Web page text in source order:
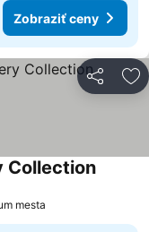
Zobraziť ceny
Zdieľať
Collection
mesta